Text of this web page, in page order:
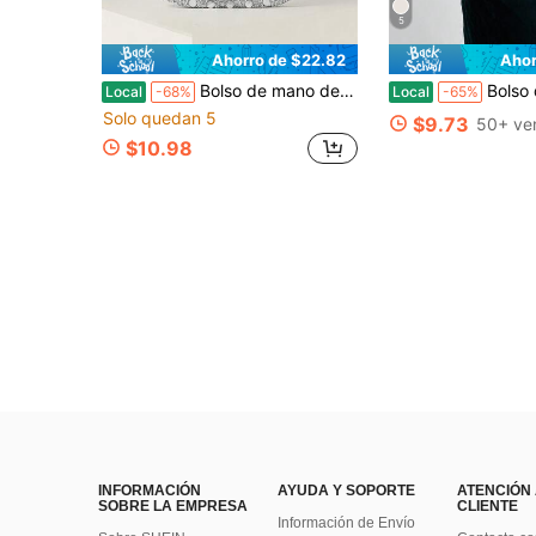
Ahorro de $22.82
Local -68% Bolso de mano de fiesta para mujer, estilo europeo y americano, con decoración de girasol y diamantes de imitación, versátil para ocasiones formales.
Solo quedan 5
$10.98
5
Local -65% Bolso de mano rectangular largo tejido metálico multicolor
$9.73 50+
INFORMACIÓN
SOBRE LA EMPRESA
AYUDA Y SOPORTE
Información de Envío
ATENCIÓN
CLIENTE